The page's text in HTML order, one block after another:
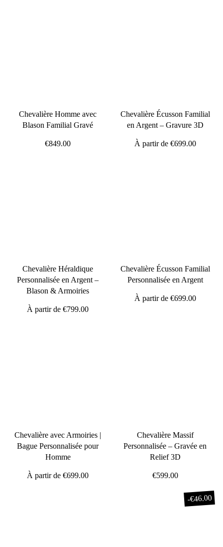
Chevalière Homme avec
Blason Familial Gravé
€849.00
Chevalière Écusson Familial
en Argent – Gravure 3D
À partir de €699.00
Chevalière Héraldique
Personnalisée en Argent –
Blason & Armoiries
À partir de€799.00
Chevalière Écusson Familial
Personnalisée en Argent
À partir de €699.00
Chevalière avec Armoiries |
Bague Personnalisée pour
Homme
À partir de€699.00
Chevalière Massif
Personnalisée – Gravée en
Relief 3D
€599.00
-€46.00